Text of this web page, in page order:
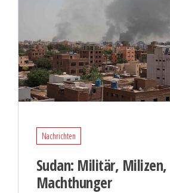
Nachrichten
Sudan: Militär, Milizen,
Machthunger